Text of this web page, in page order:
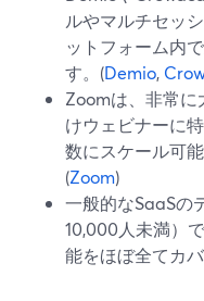
ルやマルチセッ
ットフォーム内
す。(Demio,
Zoomは、非常に
けウェビナーに
数にスケール可
(Zoom)
一般的なSaaSの
10,000人未満）
能をほぼ全てカ